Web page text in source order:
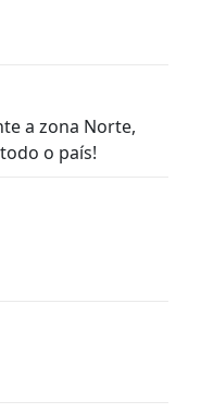
a zona Norte,
o país!